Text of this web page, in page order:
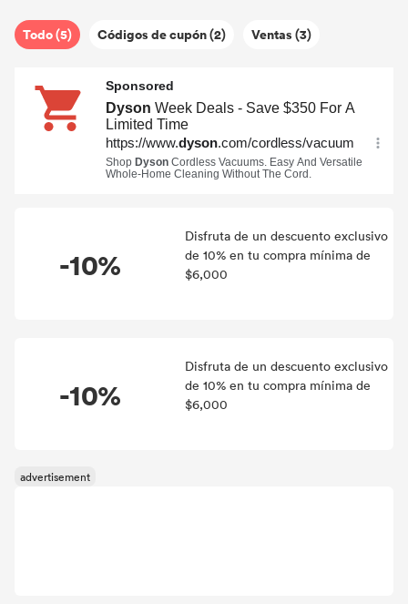
Todo (5) Códigos de cupón (2) Ventas (3)
-10%
Disfruta de un descuento exclusivo
de 10% en tu compra mínima de
$6,000
-10%
Disfruta de un descuento exclusivo
de 10% en tu compra mínima de
$6,000